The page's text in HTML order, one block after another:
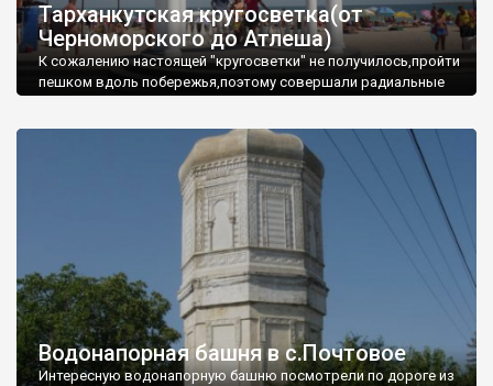
Тарханкутская кругосветка(от
Черноморского до Атлеша)
К сожалению настоящей "кругосветки" не получилось,пройти
пешком вдоль побережья,поэтому совершали радиальные
Водонапорная башня в с.Почтовое
Интересную водонапорную башню посмотрели по дороге из